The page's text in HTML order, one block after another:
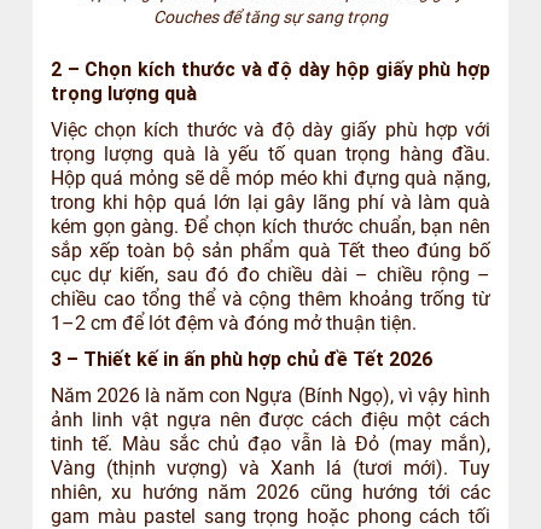
Couches để tăng sự sang trọng
2 – Chọn kích thước và độ dày hộp giấy phù hợp
trọng lượng quà
Việc chọn kích thước và độ dày giấy phù hợp với
trọng lượng quà là yếu tố quan trọng hàng đầu.
Hộp quá mỏng sẽ dễ móp méo khi đựng quà nặng,
trong khi hộp quá lớn lại gây lãng phí và làm quà
kém gọn gàng. Để chọn kích thước chuẩn, bạn nên
sắp xếp toàn bộ sản phẩm quà Tết theo đúng bố
cục dự kiến, sau đó đo chiều dài – chiều rộng –
chiều cao tổng thể và cộng thêm khoảng trống từ
1–2 cm để lót đệm và đóng mở thuận tiện.
3 – Thiết kế in ấn phù hợp chủ đề Tết 2026
Năm 2026 là năm con Ngựa (Bính Ngọ), vì vậy hình
ảnh linh vật ngựa nên được cách điệu một cách
tinh tế. Màu sắc chủ đạo vẫn là Đỏ (may mắn),
Vàng (thịnh vượng) và Xanh lá (tươi mới). Tuy
nhiên, xu hướng năm 2026 cũng hướng tới các
gam màu pastel sang trọng hoặc phong cách tối